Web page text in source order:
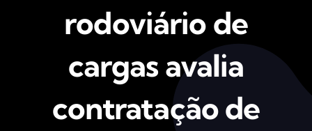
rodoviário de
cargas avalia
contratação de